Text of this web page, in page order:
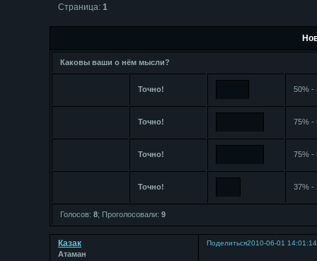
Страница:1
Каковы ваши о нём мысли?
Точно! 50% -
Точно! 75% -
Точно! 75% -
Точно! 37% -
Голосов: 8; Проголосовали: 9
Поделиться2010-06-01 14:01:14
Казак
Атаман